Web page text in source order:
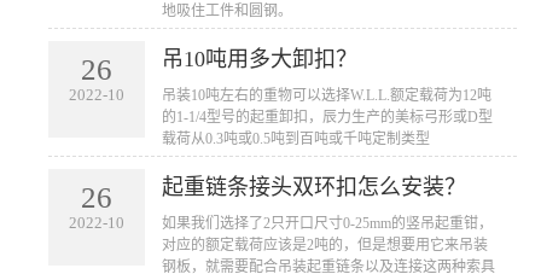
地吸住工件和圆钢。
26
2022-10
吊10吨用多大卸扣？
​吊装10吨左右的重物可以选择W.L.L.额定载荷为12吨
的1-1/4型号的起重卸扣，辰力生产的美标弓形或D型
载荷从0.3吨或0.5吨到百吨或千吨定制类型
26
2022-10
起重链条接头双环扣怎么安装？
​​如果我们选择了2只开口尺寸0-25mm的竖吊起重钳，
对应的额定载荷应该是2吨的，但是想要用它来吊装
钢板，就需要配合吊装起重链条以及连接这两种索具